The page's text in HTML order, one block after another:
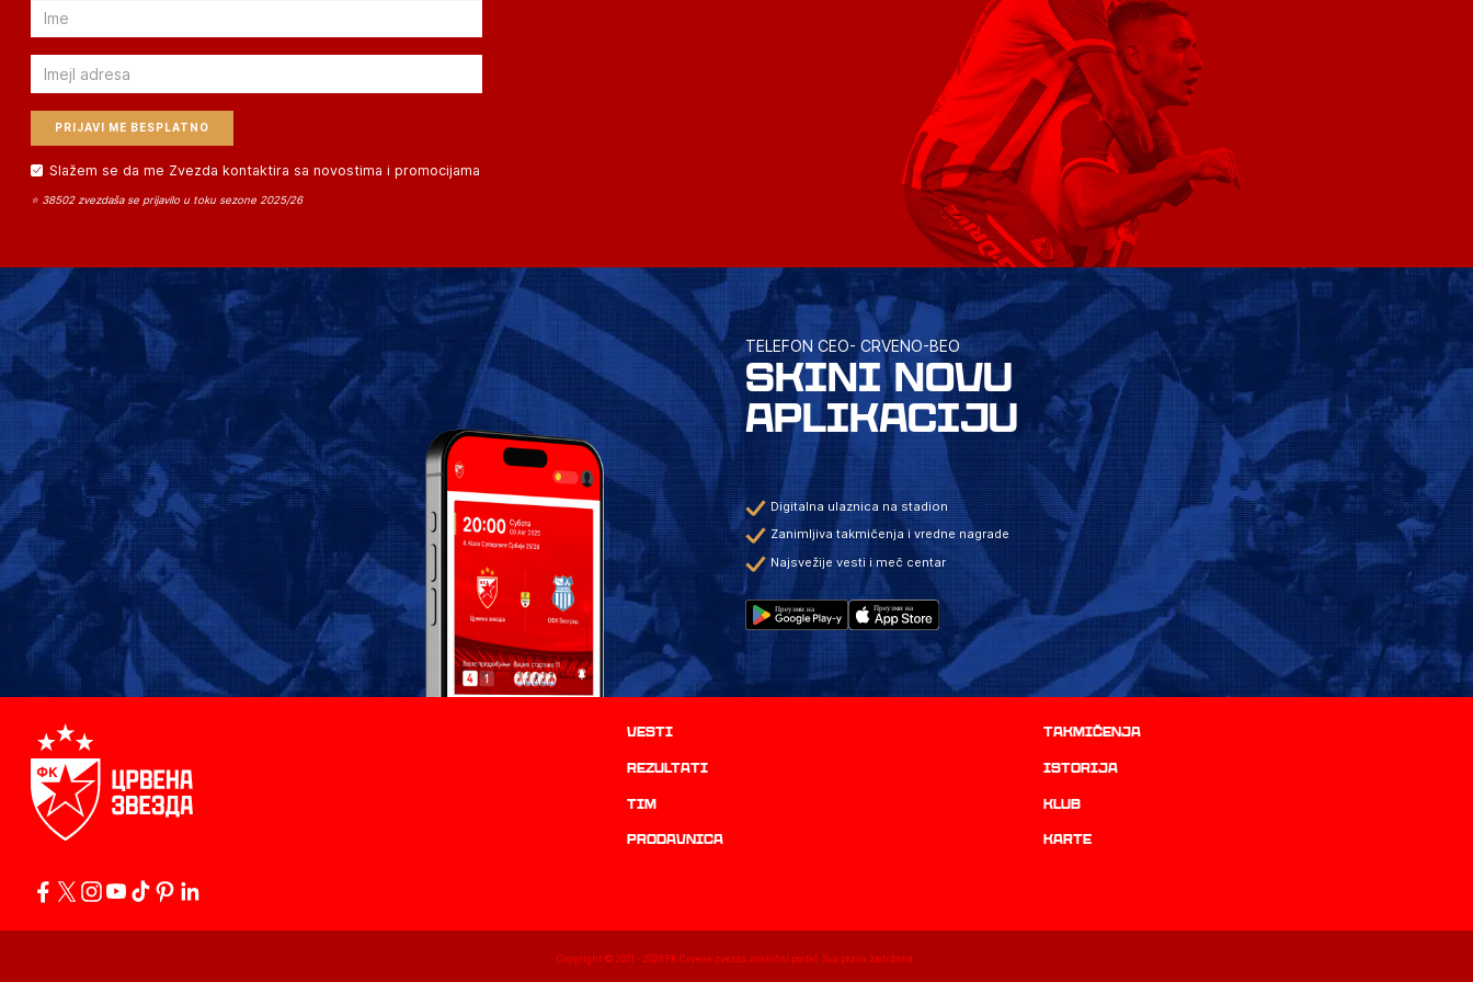
Email
Email
Slažem se da me Zvezda kontaktira sa novostima i promocijama
⭐ 38502 zvezdaša se prijavilo u toku sezone 2025/26
TELEFON CEO- CRVENO-BEO
SKINI NOVU
APLIKACIJU
Digitalna ulaznica na stadion
Zanimljiva takmičenja i vredne nagrade
Najsvežije vesti i meč centar
Vesti Takmičenja
rezultati istorija
TIM Klub
prodavnica Karte
Copyright © 2011 -2026 FK Crvena zvezda zvanični portal. Sva prava zadržana.